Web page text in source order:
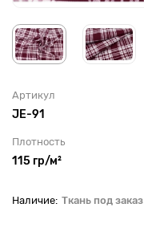
Артикул
JE-91
Плотность
115 гр/м²
Ткань под заказ